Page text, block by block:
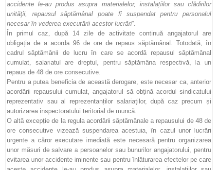
accidente le-au produs asupra materialelor, instalațiilor sau clădirilor
unităţii, repausul săptămânal poate fi suspendat pentru personalul
necesar în vederea executării acestor lucrări”.
În primul caz, după 14 zile de activitate continuă angajatorul are
obligația de a acorda 96 de ore de repaus săptămânal. Totodată, în
cadrul săptămânii de lucru în care se acordă repausul săptămânal
cumulat, salariatul are dreptul, pentru săptămâna respectivă, la un
repaus de 48 de ore consecutive.
Pentru a putea beneficia de această derogare, este necesar ca, anterior
acordării repausului cumulat, angajatorul să obțină acordul sindicatului
reprezentativ sau al reprezentanților salariaților, după caz precum și
autorizarea inspectoratului teritorial de muncă.
O altă excepție de la regula acordării săptămânale a repausului de 48 de
ore consecutive vizează suspendarea acestuia, în cazul unor lucrări
urgente a căror executare imediată este necesară pentru organizarea
unor măsuri de salvare a persoanelor sau bunurilor angajatorului, pentru
evitarea unor accidente iminente sau pentru înlăturarea efectelor pe care